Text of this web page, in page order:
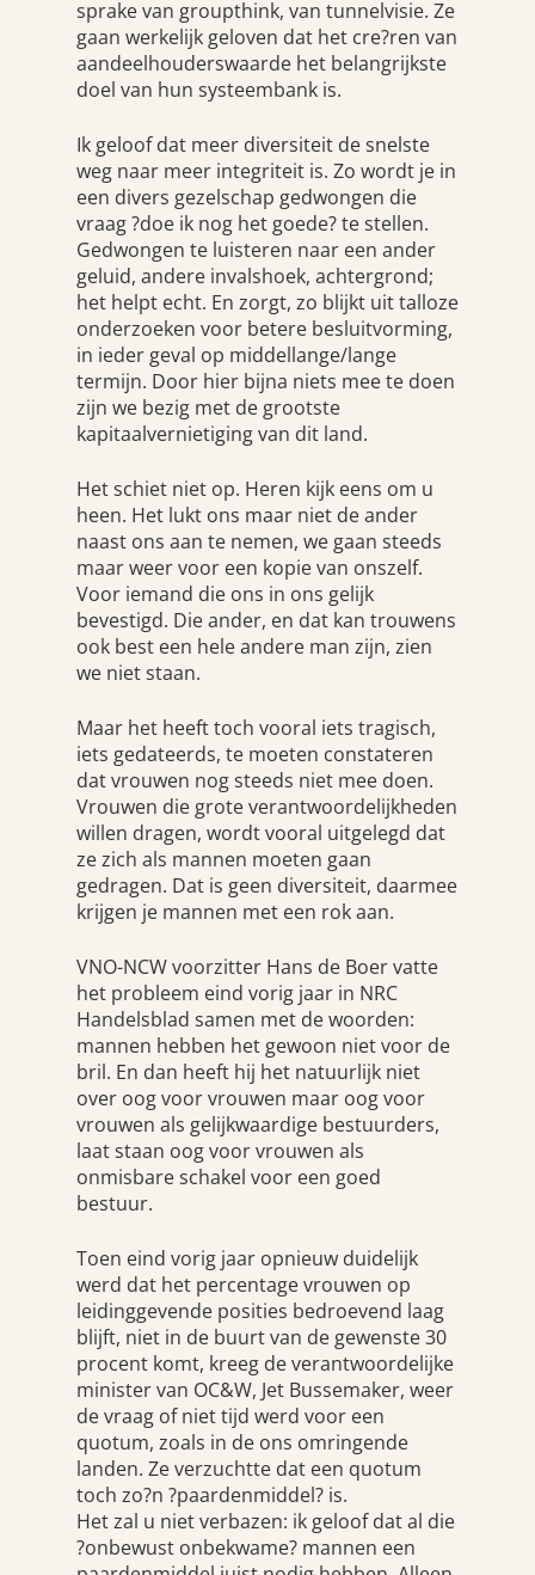
sprake van groupthink, van tunnelvisie. Ze
gaan werkelijk geloven dat het cre?ren van
aandeelhouderswaarde het belangrijkste
doel van hun systeembank is.
Ik geloof dat meer diversiteit de snelste
weg naar meer integriteit is. Zo wordt je in
een divers gezelschap gedwongen die
vraag ?doe ik nog het goede? te stellen.
Gedwongen te luisteren naar een ander
geluid, andere invalshoek, achtergrond;
het helpt echt. En zorgt, zo blijkt uit talloze
onderzoeken voor betere besluitvorming,
in ieder geval op middellange/lange
termijn. Door hier bijna niets mee te doen
zijn we bezig met de grootste
kapitaalvernietiging van dit land.
Het schiet niet op. Heren kijk eens om u
heen. Het lukt ons maar niet de ander
naast ons aan te nemen, we gaan steeds
maar weer voor een kopie van onszelf.
Voor iemand die ons in ons gelijk
bevestigd. Die ander, en dat kan trouwens
ook best een hele andere man zijn, zien
we niet staan.
Maar het heeft toch vooral iets tragisch,
iets gedateerds, te moeten constateren
dat vrouwen nog steeds niet mee doen.
Vrouwen die grote verantwoordelijkheden
willen dragen, wordt vooral uitgelegd dat
ze zich als mannen moeten gaan
gedragen. Dat is geen diversiteit, daarmee
krijgen je mannen met een rok aan.
VNO-NCW voorzitter Hans de Boer vatte
het probleem eind vorig jaar in NRC
Handelsblad samen met de woorden:
mannen hebben het gewoon niet voor de
bril. En dan heeft hij het natuurlijk niet
over oog voor vrouwen maar oog voor
vrouwen als gelijkwaardige bestuurders,
laat staan oog voor vrouwen als
onmisbare schakel voor een goed
bestuur.
Toen eind vorig jaar opnieuw duidelijk
werd dat het percentage vrouwen op
leidinggevende posities bedroevend laag
blijft, niet in de buurt van de gewenste 30
procent komt, kreeg de verantwoordelijke
minister van OC&W, Jet Bussemaker, weer
de vraag of niet tijd werd voor een
quotum, zoals in de ons omringende
landen. Ze verzuchtte dat een quotum
toch zo?n ?paardenmiddel? is.
Het zal u niet verbazen: ik geloof dat al die
?onbewust onbekwame? mannen een